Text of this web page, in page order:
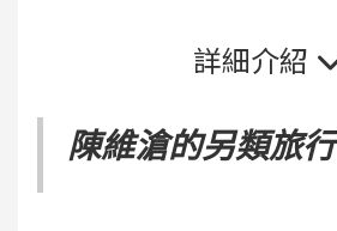
詳細介紹
陳維滄的另類旅行